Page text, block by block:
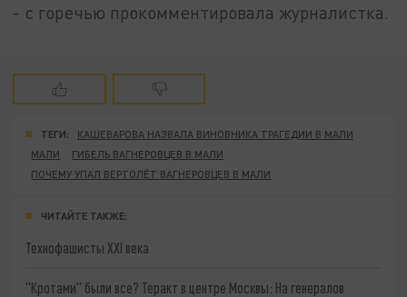
- с горечью прокомментировала журналистка.
ТЕГИ:
КАШЕВАРОВА НАЗВАЛА ВИНОВНИКА ТРАГЕДИИ В МАЛИ
МАЛИ
ГИБЕЛЬ ВАГНЕРОВЦЕВ В МАЛИ
ПОЧЕМУ УПАЛ ВЕРТОЛЁТ ВАГНЕРОВЦЕВ В МАЛИ
ЧИТАЙТЕ ТАКЖЕ:
Технофашисты XXI века
"Кротами" были все? Теракт в центре Москвы: На генералов